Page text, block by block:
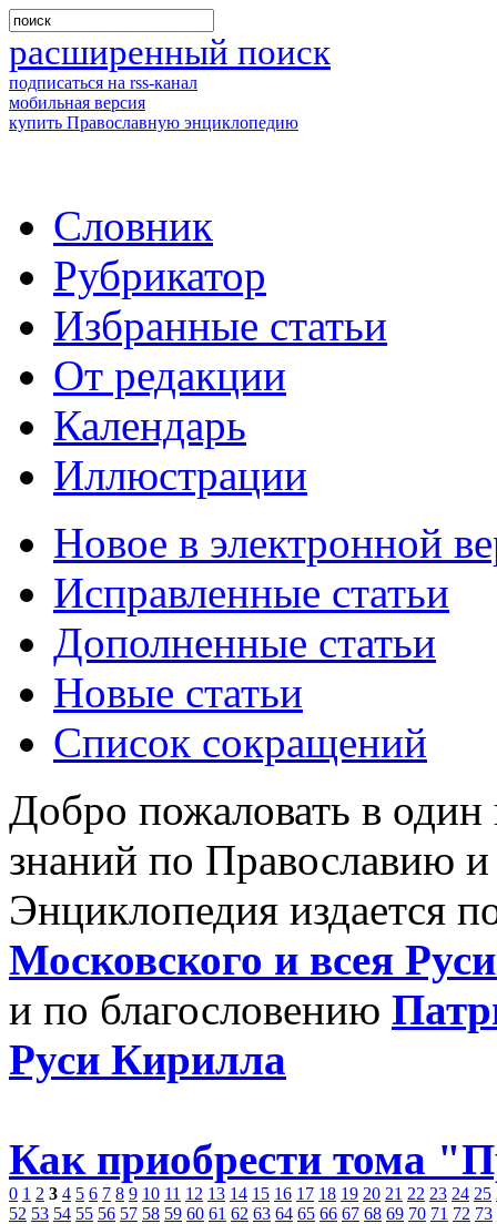
расширенный поиск
подписаться на rss-канал
мобильная версия
купить Православную энциклопедию
Словник
Рубрикатор
Избранные статьи
От редакции
Календарь
Иллюстрации
Новое в электронной
Исправленные статьи
Дополненные статьи
Новые статьи
Список сокращений
Добро пожаловать в
знаний по Православию
Энциклопедия издается
Московского и всея
и по благословению
Руси Кирилла
Как приобрести тома
0 1 2 3 4 5 6 7 8 9 10 11 12 13 14 15 16 17 18 19 20 21 22 23 24 25
52 53 54 55 56 57 58 59 60 61 62 63 64 65 66 67 68 69 70 71 72 73